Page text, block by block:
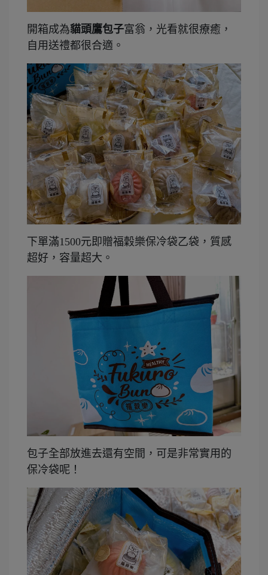
開箱成為貓頭鷹包子富翁，光看就很療癒，
自用送禮都很合適。
下單滿1500元即贈福穀樂保冷袋乙袋，質感
超好，容量超大。
包子全部放進去還有空間，可是非常實用的
保冷袋呢！